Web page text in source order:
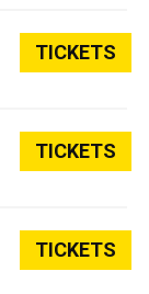
TICKETS
TICKETS
TICKETS